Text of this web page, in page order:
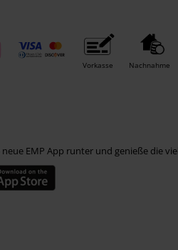
Vorkasse Nachnahme
EMP App runter und genieße die